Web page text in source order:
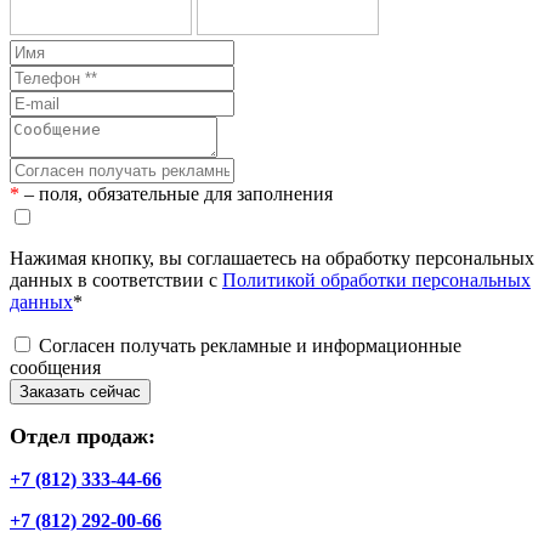
* – поля, обязательные для заполнения
Нажимая кнопку, вы соглашаетесь на обработку персональных
данных в соответствии с Политикой обработки персональных
данных*
Согласен получать рекламные и информационные
сообщения
Заказать сейчас
Отдел продаж:
+7 (812) 333-44-66
+7 (812) 292-00-66